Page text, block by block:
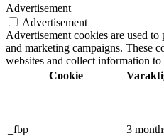
Advertisement
Advertisement
Advertisement cookies are used
and marketing campaigns. These
websites and collect information
Cookie
_fbp 3